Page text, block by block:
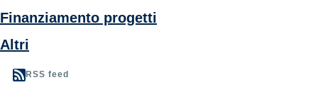
Finanziamento progetti
Altri
RSS feed